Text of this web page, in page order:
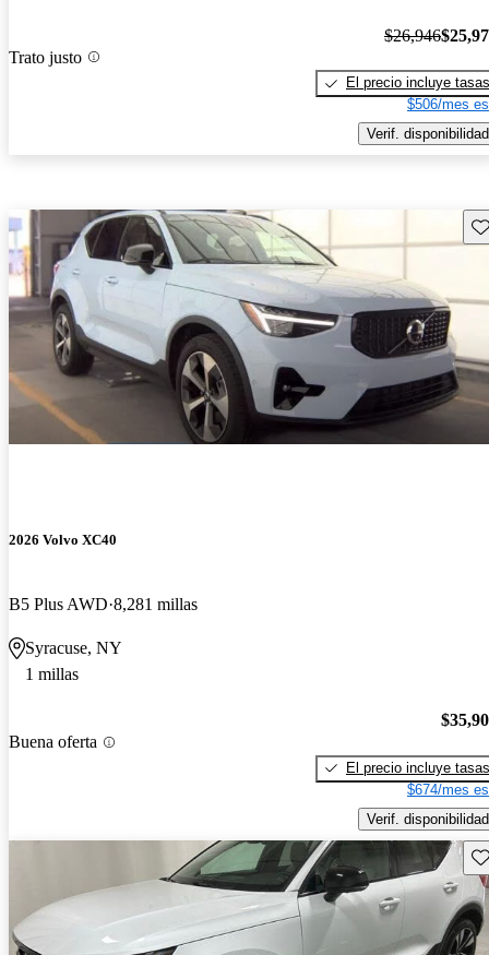
Trato justo
$26,946
El precio incluye tasas
$506/mes
Verif. disponibilidad
2026 Volvo XC40
B5 Plus AWD 8,281 millas
Syracuse, NY
1 millas
Buena oferta
El precio incluye tasas
$674/mes
Verif. disponibilidad